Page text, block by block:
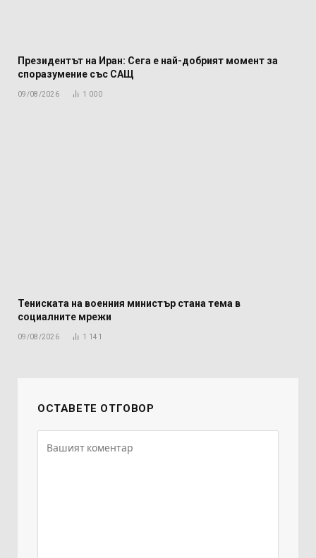
Президентът на Иран: Сега е най-добрият момент за
споразумение със САЩ
09/08/2026 1 000
Тениската на военния министър стана тема в
социалните мрежи
09/08/2026 1 141
ОСТАВЕТЕ ОТГОВОР